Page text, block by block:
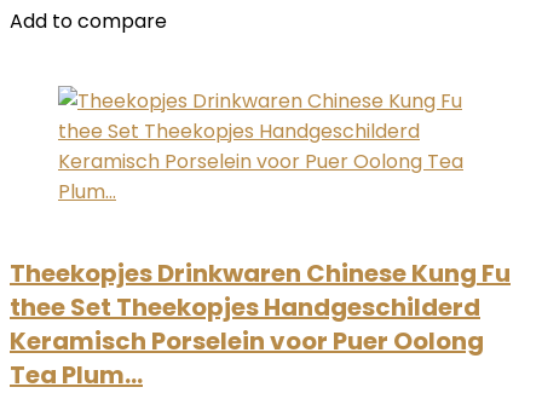
Add to compare
Theekopjes Drinkwaren Chinese Kung Fu
thee Set Theekopjes Handgeschilderd
Keramisch Porselein voor Puer Oolong
Tea Plum…